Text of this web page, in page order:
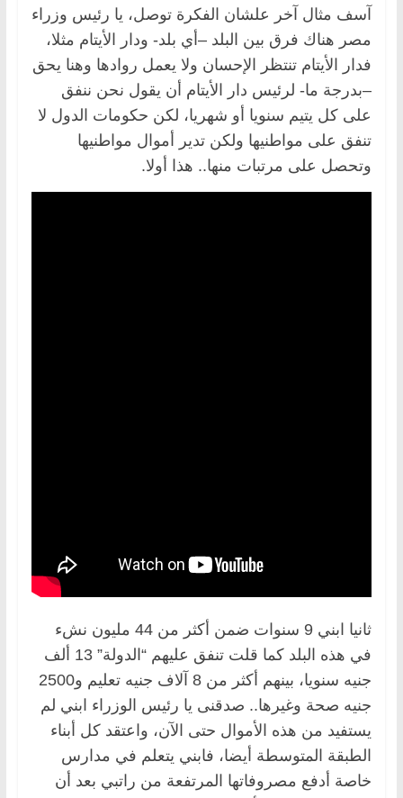
آسف مثال آخر علشان الفكرة توصل، يا رئيس وزراء
مصر هناك فرق بين البلد –أي بلد- ودار الأيتام مثلا،
فدار الأيتام تنتظر الإحسان ولا يعمل روادها وهنا يحق
–بدرجة ما- لرئيس دار الأيتام أن يقول نحن ننفق
على كل يتيم سنويا أو شهريا، لكن حكومات الدول لا
تنفق على مواطنيها ولكن تدير أموال مواطنيها
وتحصل على مرتبات منها.. هذا أولا.
ثانيا ابني 9 سنوات ضمن أكثر من 44 مليون نشء
في هذه البلد كما قلت تنفق عليهم “الدولة” 13 ألف
جنيه سنويا، بينهم أكثر من 8 آلاف جنيه تعليم و2500
جنيه صحة وغيرها.. صدقنى يا رئيس الوزراء ابني لم
يستفيد من هذه الأموال حتى الآن، واعتقد كل أبناء
الطبقة المتوسطة أيضا، فابني يتعلم في مدارس
خاصة أدفع مصروفاتها المرتفعة من راتبي بعد أن